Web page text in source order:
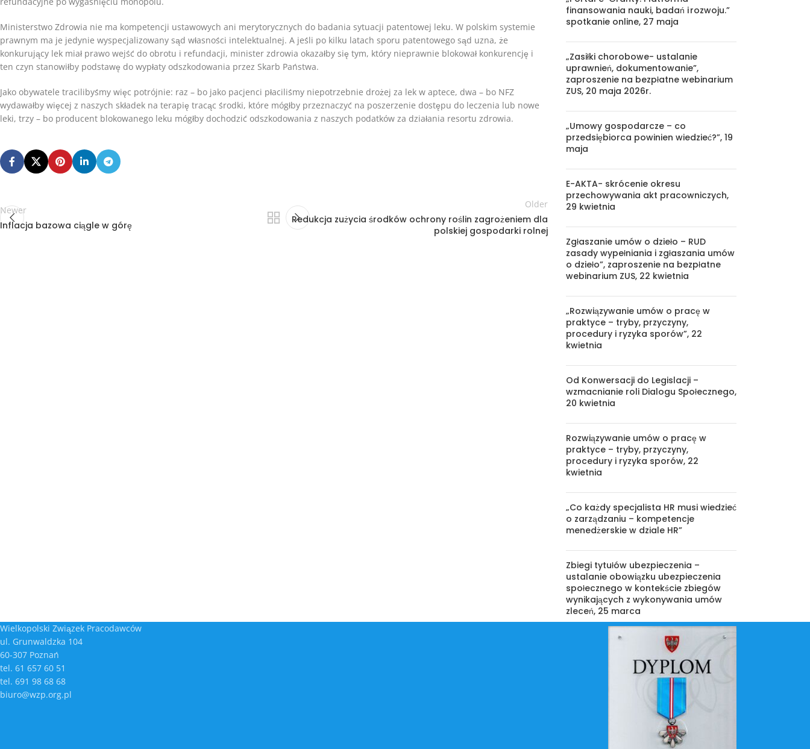
Ministerstwo Zdrowia nie ma kompetencji ustawowych ani merytorycznych do badania sytuacji patentowej leku. W polskim systemie
prawnym ma je jedynie wyspecjalizowany sąd własności intelektualnej. A jeśli po kilku latach sporu patentowego sąd uzna, że
konkurujący lek miał prawo wejść do obrotu i refundacji, minister zdrowia okazałby się tym, który nieprawnie blokował konkurencję i
ten czyn stanowiłby podstawę do wypłaty odszkodowania przez Skarb Państwa.
Jako obywatele tracilibyśmy więc potrójnie: raz – bo jako pacjenci płaciliśmy niepotrzebnie drożej za lek w aptece, dwa – bo NFZ
wydawałby więcej z naszych składek na terapię tracąc środki, które mógłby przeznaczyć na poszerzenie dostępu do leczenia lub nowe
leki, trzy – bo producent blokowanego leku mógłby dochodzić odszkodowania z naszych podatków za działania resortu zdrowia.
Newer
Inflacja bazowa ciągle w górę
Older
Redukcja zużycia środków ochrony roślin zagrożeniem dla
polskiej gospodarki rolnej
finansowania nauki, badań i rozwoju.”
spotkanie online, 27 maja
„Zasiłki chorobowe- ustalanie
uprawnień, dokumentowanie”,
zaproszenie na bezpłatne webinarium
ZUS, 20 maja 2026r.
„Umowy gospodarcze – co
przedsiębiorca powinien wiedzieć?”, 19
maja
E-AKTA- skrócenie okresu
przechowywania akt pracowniczych,
29 kwietnia
Zgłaszanie umów o dzieło – RUD
zasady wypełniania i zgłaszania umów
o dzieło”, zaproszenie na bezpłatne
webinarium ZUS, 22 kwietnia
„Rozwiązywanie umów o pracę w
praktyce – tryby, przyczyny,
procedury i ryzyka sporów”, 22
kwietnia
Od Konwersacji do Legislacji –
wzmacnianie roli Dialogu Społecznego,
20 kwietnia
Rozwiązywanie umów o pracę w
praktyce – tryby, przyczyny,
procedury i ryzyka sporów, 22
kwietnia
„Co każdy specjalista HR musi wiedzieć
o zarządzaniu – kompetencje
menedżerskie w dziale HR”
Zbiegi tytułów ubezpieczenia –
ustalanie obowiązku ubezpieczenia
społecznego w kontekście zbiegów
wynikających z wykonywania umów
zleceń, 25 marca
Wielkopolski Związek Pracodawców
ul. Grunwaldzka 104
60-307 Poznań
tel. 61 657 60 51
tel. 691 98 68 68
biuro@wzp.org.pl